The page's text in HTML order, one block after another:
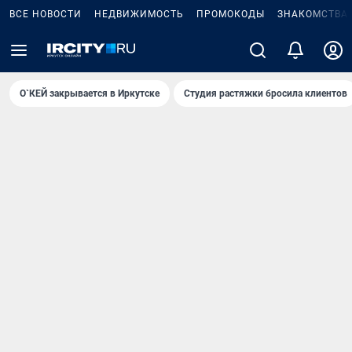
ВСЕ НОВОСТИ НЕДВИЖИМОСТЬ ПРОМОКОДЫ ЗНАКОМСТВА
О`КЕЙ закрывается в Иркутске Студия растяжки бросила клиентов